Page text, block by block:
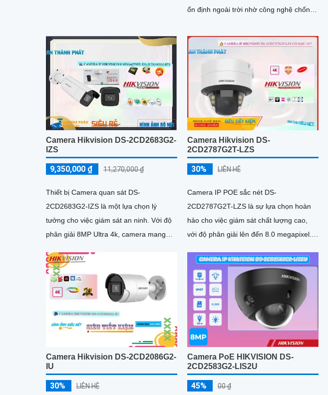
ổn định ngoài trời nhờ công nghệ chống
Camera Hikvision DS-2CD2683G2-
IZS
9,350,000 ₫ 11,270,000 ₫
Thiết bị Camera quan sát DS-
2CD2683G2-IZS là một lựa chọn lý
tưởng cho việc giám sát an ninh. Với độ
phân giải 8MP Ultra 4k, camera mang
Camera Hikvision DS-
2CD2787G2T-LZS
30% LIÊN HỆ
Camera IP POE sắc nét DS-
2CD2787G2T-LZS là sự lựa chọn hoàn
hảo cho việc giám sát chất lượng cao,
với độ phân giải lên đến 8.0 megapixel.
Camera Hikvision DS-2CD2086G2-
IU
30% LIÊN HỆ
Camera PoE HIKVISION DS-
2CD2583G2-LIS2U
45% 00 ₫